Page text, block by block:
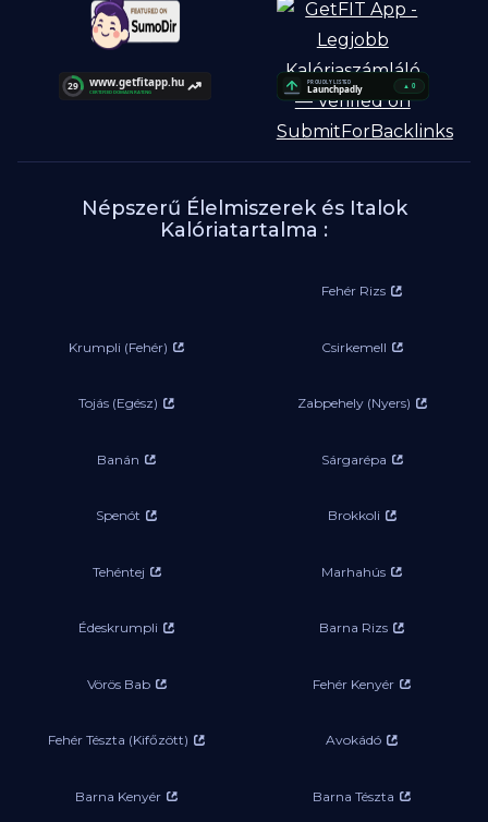
Népszerű Élelmiszerek és Italok
Kalóriatartalma :
Fehér Rizs
Krumpli (Fehér) Csirkemell
Tojás (Egész) Zabpehely (Nyers)
Banán Sárgarépa
Spenót Brokkoli
Tehéntej Marhahús
Édeskrumpli Barna Rizs
Vörös Bab Fehér Kenyér
Fehér Tészta (Kifőzött) Avokádó
Barna Kenyér Barna Tészta